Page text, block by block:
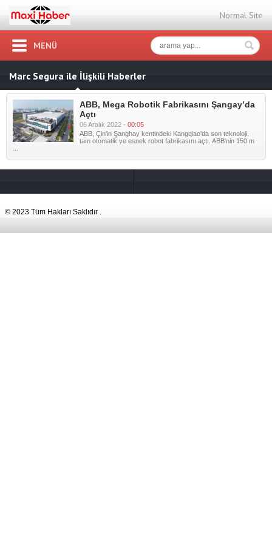
Normal Site
MENÜ
Marc Segura ile İlişkili Haberler
ABB, Mega Robotik Fabrikasını Şangay’da
Açtı
06 Aralık 2022 - 00:05
ABB, Çin'in Şanghay kentindeki Kangqiao'da son teknoloji,
tam otomatik ve esnek robot fabrikasını açtı. ABB'nin 150 m
© 2023 Tüm Hakları Saklıdır .